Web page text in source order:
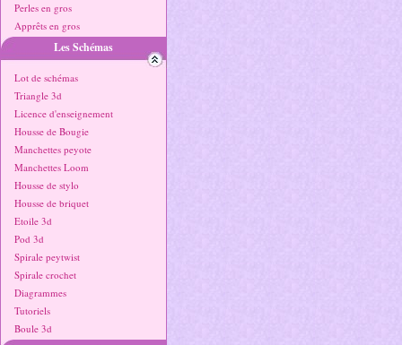
Perles en gros
Apprêts en gros
Les Schémas
Lot de schémas
Triangle 3d
Licence d'enseignement
Housse de Bougie
Manchettes peyote
Manchettes Loom
Housse de stylo
Housse de briquet
Etoile 3d
Pod 3d
Spirale peytwist
Spirale crochet
Diagrammes
Tutoriels
Boule 3d